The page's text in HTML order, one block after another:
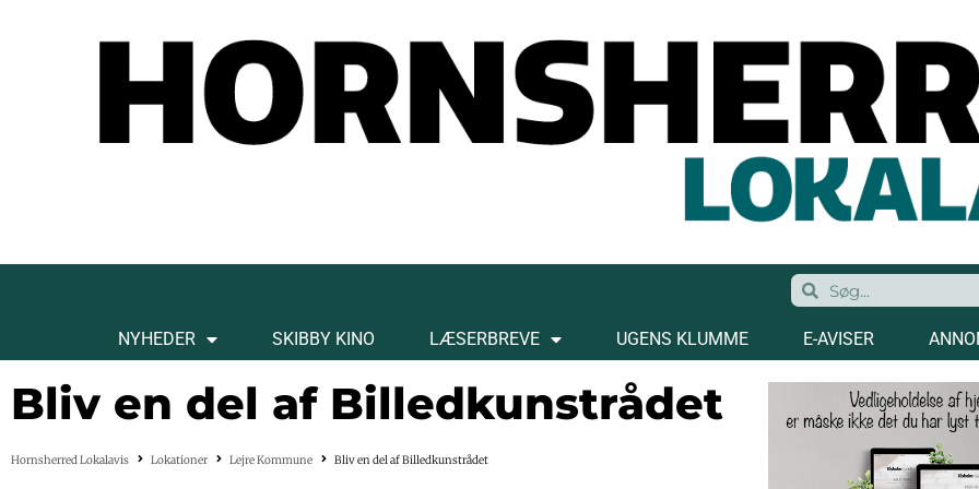
NYHEDER SKIBBY KINO LÆSERBREVE UGENS KLUMME E-AVISER
Bliv en del af Billedkunstrådet
Hornsherred Lokalavis Lokationer Lejre Kommune Bliv en del af Billedkunstrådet